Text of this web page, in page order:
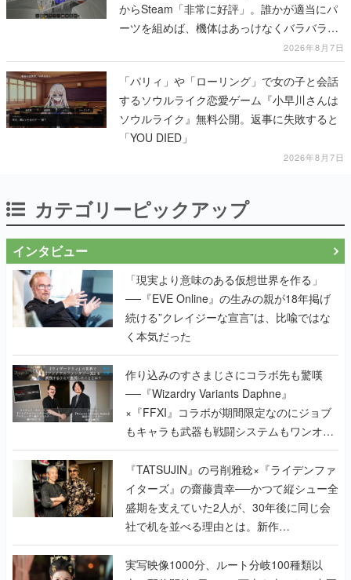
からSteam「非常に好評」。誰かが適当にパ
ーツを組めば、機体はあっけなくバラバラに
2026年8月7日
「パリィ」や「ローリング」で女の子と会話
するソウルライク恋愛ゲーム『小早川さんは
ソウルライク』無料公開。返事に失敗すると
「YOU DIED」
2026年8月7日
カテゴリーピックアップ
インタビュー
「現実より意味のある仮想世界を作る」
──『EVE Online』の生みの親が18年掲げ
続ける”クレイジーな宣言”は、比喩ではな
く本気だった
作り込みのすさまじさにコラボ先も驚嘆
──『Wizardry Variants Daphne』
×『FFXI』コラボが期間限定なのにジョブ
もキャラも武器も戦闘システムもワンオフ
で作り込まれた理由を両ディレクターに聞
く
『TATSUJIN』の弓削雅稔×『ライデンファ
イターズ』の齋藤貴幸──かつて縦シュー全
盛期を支えていた2人が、30年後に同じ会
社で机を並べる理由とは。新作
『TATSUJIN EXTREME』で初タッグを組
んだレジェンド2人に訊く開発秘話
実写映像1000分、ルート分岐100種類以